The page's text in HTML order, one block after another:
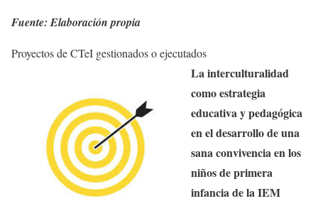
Fuente: Elaboración propia
Proyectos de CTeI gestionados o ejecutados
La interculturalidad
como estrategia
educativa y pedagógica
en el desarrollo de una
sana convivencia en los
niños de primera
infancia de la IEM